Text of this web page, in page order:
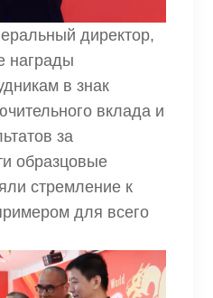
директор,
награды
в знак
вклада и
за
образцовые
стремление к
для всего